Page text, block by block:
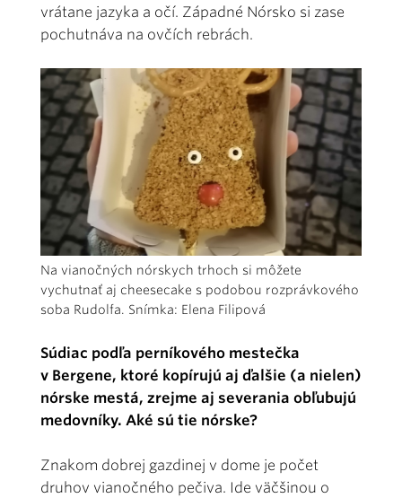
vrátane jazyka a očí. Západné Nórsko si zase
pochutnáva na ovčích rebrách.
Na vianočných nórskych trhoch si môžete
vychutnať aj cheesecake s podobou rozprávkového
soba Rudolfa. Snímka: Elena Filipová
Súdiac podľa perníkového mestečka
v Bergene, ktoré kopírujú aj ďalšie (a nielen)
nórske mestá, zrejme aj severania obľubujú
medovníky. Aké sú tie nórske?
Znakom dobrej gazdinej v dome je počet
druhov vianočného pečiva. Ide väčšinou o